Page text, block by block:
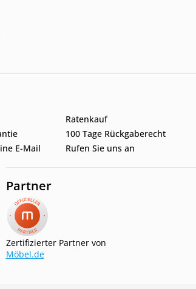
Ratenkauf
100 Tage Rückgaberecht
E-Mail
Rufen Sie uns an
Partner
Zertifizierter Partner von
Möbel.de